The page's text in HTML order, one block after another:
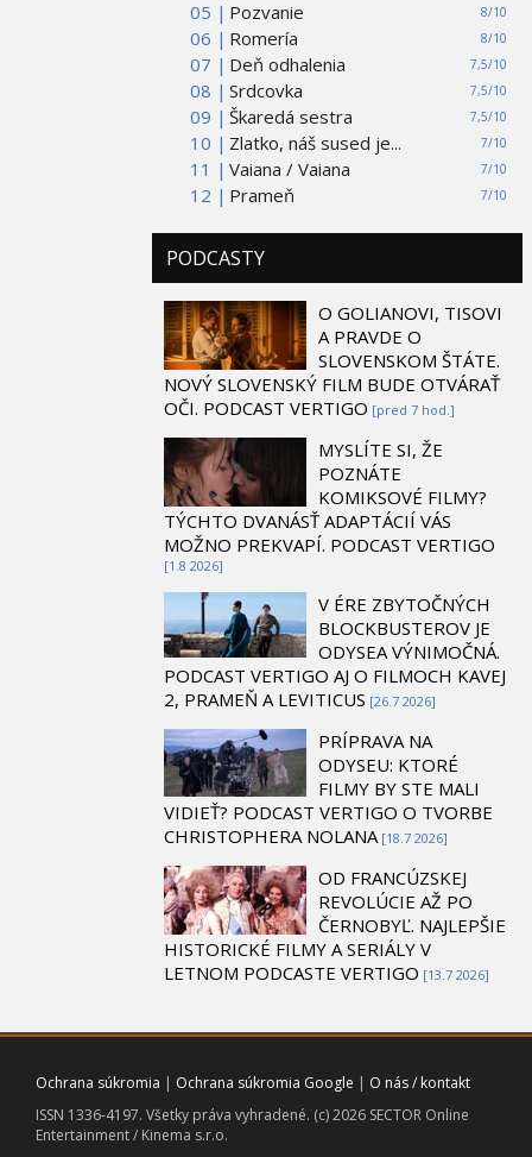
05 |
8/10
Pozvanie
06 |
8/10
Romería
07 |
7,5/10
Deň odhalenia
08 |
7,5/10
Srdcovka
09 |
7,5/10
Škaredá sestra
10 |
7/10
Zlatko, náš sused je...
11 |
7/10
Vaiana / Vaiana
12 |
7/10
Prameň
PODCASTY
O GOLIANOVI, TISOVI
A PRAVDE O
SLOVENSKOM ŠTÁTE.
NOVÝ SLOVENSKÝ FILM BUDE OTVÁRAŤ
OČI. PODCAST VERTIGO [pred 7 hod.]
MYSLÍTE SI, ŽE
POZNÁTE
KOMIKSOVÉ FILMY?
TÝCHTO DVANÁSŤ ADAPTÁCIÍ VÁS
MOŽNO PREKVAPÍ. PODCAST VERTIGO
[1.8 2026]
V ÉRE ZBYTOČNÝCH
BLOCKBUSTEROV JE
ODYSEA VÝNIMOČNÁ.
PODCAST VERTIGO AJ O FILMOCH KAVEJ
2, PRAMEŇ A LEVITICUS [26.7 2026]
PRÍPRAVA NA
ODYSEU: KTORÉ
FILMY BY STE MALI
VIDIEŤ? PODCAST VERTIGO O TVORBE
CHRISTOPHERA NOLANA [18.7 2026]
OD FRANCÚZSKEJ
REVOLÚCIE AŽ PO
ČERNOBYĽ. NAJLEPŠIE
HISTORICKÉ FILMY A SERIÁLY V
LETNOM PODCASTE VERTIGO [13.7 2026]
Ochrana súkromia | Ochrana súkromia Google | O nás / kontakt
ISSN 1336-4197. Všetky práva vyhradené. (c) 2026 SECTOR Online
Entertainment / Kinema s.r.o.